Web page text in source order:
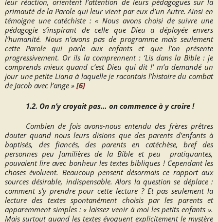
leur réaction, orientent l’attention de leurs pédagoguessur la
primauté de la Parole qui leur vient par eux d’un Autre. Ainsi en
témoigne une catéchiste :« Nous avons choisi de suivre une
pédagogie s’inspirant de celle que Dieu a déployée envers
l’humanité. Nous n’avons pas de programme mais seulement
cette Parole qui parle aux enfants et que l’on présente
progressivement. Or ils la comprennent : ‘Lis dans la Bible : je
comprends mieux quand c’est Dieu qui dit !’ m’a demandé un
jour une petite Liana à laquelle je racontais l’histoire du combat
de Jacob avec l’ange » [6]
1.2. On n’y croyait pas… on commence à y croire !
Combien de fois avons-nous entendu des frères prêtres
douter quand nous leurs disions que des parents d’enfants à
baptisés, des fiancés, des parents en catéchèse, bref des
personnes peu familières de la Bible et peu pratiquantes,
pouvaient lire avec bonheur les textes bibliques ! Cependant les
choses évoluent. Beaucoup pensent désormais ce rapport aux
sources désirable, indispensable. Alors la question se déplace :
comment s’y prendre pour cette lecture ? Et pas seulement la
lecture des textes spontanément choisis par les parents et
apparemment simples :« laissez venir à moi les petits enfants ».
Mais surtout quand les textes évoquent explicitement le mystère